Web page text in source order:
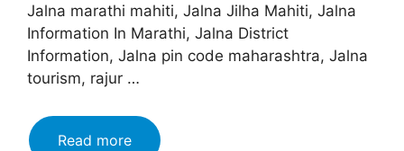
Jalna marathi mahiti, Jalna Jilha Mahiti, Jalna
Information In Marathi, Jalna District
Information, Jalna pin code maharashtra, Jalna
tourism, rajur …
Read moreजालना